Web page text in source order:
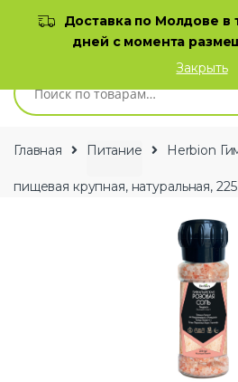
Главная Питание Herbion
пищевая крупная, натуральная, 225
Доставка по Молдове в
дней с момента
Закрыть